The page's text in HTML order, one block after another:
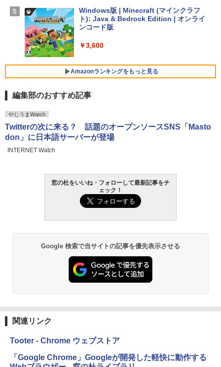
￥129,800
FMV ノートパソコン WE1-K3 (MS 365 P
VWK3E15W_AZ
Windows版 | Minecraft (マインクラフ
ト): Java & Bedrock Edition | オンライ
ンコード版
￥3,600
Amazonランキングをもっと見る
￥1,766
AIイラスト表現辞典: 思い通りの絵を引き
出す プロンプトの言葉 AI画像生成シリー
ズ (はぴーイラストLabo)
￥480
非エンジニア 初心者 素人 でも安心 使い
にもKindle出版にも！ 非エンジニアのた
めのAIコーディング入門シリーズ
￥1,292
週間持続バッテリー、広告なし、ブラッ
ク
Amazon Kindle - 目に優しい、かさばら
ない、大きな画面で読みやすい、6週間持
続バッテリー、6インチディスプレイ電子
書籍リーダー、マッチャ、16GB、広告な
￥16,980
Kindle Paperwhite シグニチャーエディ
ション (32GB) 7インチディスプレイ、明
るさ自動調整、色調調節ライト、12週間
ブラック
Amazon Kindle Colorsoft | 16GBストレ
ージ、防水、7インチカラーディスプレ
イ、色調調節ライト、最大8週間持続バッ
編集部のおすすめ記事
やじうまWatch
Twitterの次に来る？ 話題のオープンソースSNS「Masto
don」に日本語サーバーが登場
INTERNET Watch
窓の杜をいいね・フォローして最新記事をチ
ェック！
Google 検索で当サイトの記事を優先表示させる
関連リンク
Tooter - Chrome ウェブストア
「Google Chrome」Googleが開発した軽快に動作する